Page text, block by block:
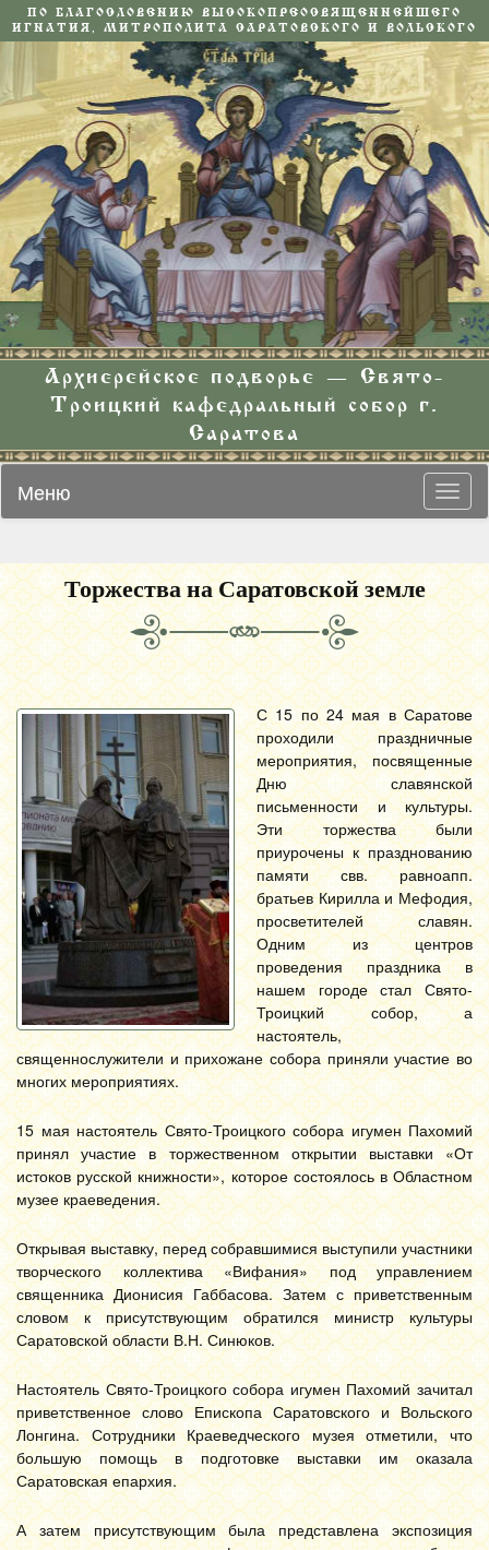
ПО БЛАГОСЛОВЕНИЮ ВЫСОКОПРЕОСВЯЩЕННЕЙШЕГО
ИГНАТИЯ, МИТРОПОЛИТА САРАТОВСКОГО И ВОЛЬСКОГО
Архиерейское подворье — Свято-
Троицкий кафедральный собор г.
Саратова
Меню
Торжества на Саратовской земле
С 15 по 24 мая в Саратове
проходили праздничные
мероприятия, посвященные
Дню славянской
письменности и культуры.
Эти торжества были
приурочены к празднованию
памяти свв. равноапп.
братьев Кирилла и Мефодия,
просветителей славян.
Одним из центров
проведения праздника в
нашем городе стал Свято-
Троицкий собор, а
настоятель,
священнослужители и прихожане собора приняли участие во
многих мероприятиях.
15 мая настоятель Свято-Троицкого собора игумен Пахомий
принял участие в торжественном открытии выставки «От
истоков русской книжности», которое состоялось в Областном
музее краеведения.
Открывая выставку, перед собравшимися выступили участники
творческого коллектива «Вифания» под управлением
священника Дионисия Габбасова. Затем с приветственным
словом к присутствующим обратился министр культуры
Саратовской области В.Н. Синюков.
Настоятель Свято-Троицкого собора игумен Пахомий зачитал
приветственное слово Епископа Саратовского и Вольского
Лонгина. Сотрудники Краеведческого музея отметили, что
большую помощь в подготовке выставки им оказала
Саратовская епархия.
А затем присутствующим была представлена экспозиция